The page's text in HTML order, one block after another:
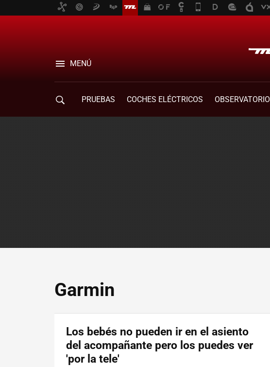
MENÚ
PRUEBAS COCHES ELÉCTRICOS OBSERVATORIO
Garmin
Los bebés no pueden ir en el asiento
del acompañante pero los puedes ver
'por la tele'